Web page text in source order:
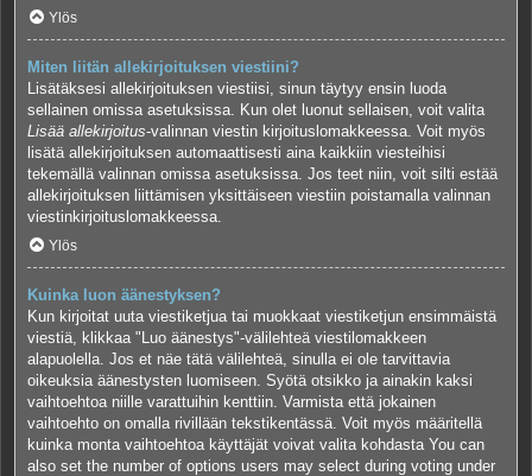
Ylös
Miten liitän allekirjoituksen viestiini?
Lisätäksesi allekirjoituksen viestiisi, sinun täytyy ensin luoda
sellainen omissa asetuksissa. Kun olet luonut sellaisen, voit valita
Lisää allekirjoitus-valinnan viestin kirjoituslomakkeessa. Voit myös
lisätä allekirjoituksen automaattisesti aina kaikkiin viesteihisi
tekemällä valinnan omissa asetuksissa. Jos teet niin, voit silti estää
allekirjoituksen liittämisen yksittäiseen viestiin poistamalla valinnan
viestinkirjoituslomakkeessa.
Ylös
Kuinka luon äänestyksen?
Kun kirjoitat uuta viestiketjua tai muokkaat viestiketjun ensimmäistä
viestiä, klikkaa "Luo äänestys"-välilehteä viestilomakkeen
alapuolella. Jos et näe tätä välilehteä, sinulla ei ole tarvittavia
oikeuksia äänestysten luomiseen. Syötä otsikko ja ainakin kaksi
vaihtoehtoa niille varattuihin kenttiin. Varmista että jokainen
vaihtoehto on omalla rivillään tekstikentässä. Voit myös määritellä
kuinka monta vaihtoehtoa käyttäjät voivat valita kohdasta You can
also set the number of options users may select during voting under